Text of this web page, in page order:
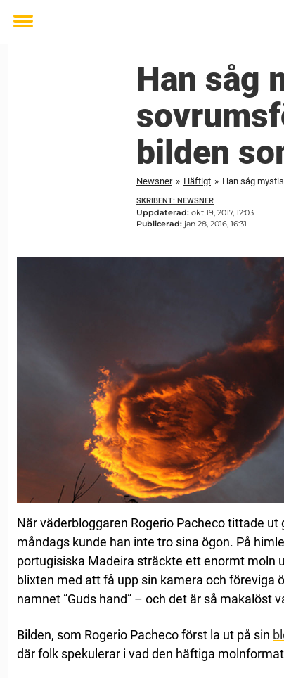
Toggle
Han såg
bilden
Newsner » Häftigt » Han såg
SKRIBENT: NEWSNER
Uppdaterad: okt 19, 2017, 12:03
Publicerad: jan 28, 2016, 16:31
När väderbloggaren Rogerio Pacheco tittade
måndags kunde han inte tro sina ögon. På
portugisiska Madeira sträckte ett enormt moln
blixten med att få upp sin kamera och föreviga
namnet ”Guds hand” – och det är så makalöst
Bilden, som Rogerio Pacheco först la ut på sin
där folk spekulerar i vad den häftiga